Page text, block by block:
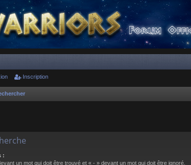
Inscription
:
un mot qui doit être trouvé et « - » devant un mot qui doit être ignoré.